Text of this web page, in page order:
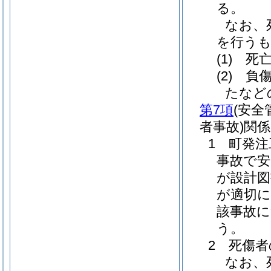
る。
なお、
を行う
(1) 死
(2) 負傷
たな
第7項(安全
者事故)関係
1 町発注
事故で
が設計
が適切
該事故
う。
2 死傷者
なお、